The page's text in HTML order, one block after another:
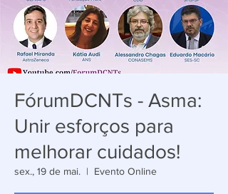
FórumDCNTs - Asma:
Unir esforços para
melhorar cuidados!
sex., 19 de mai.
  |
Evento Online